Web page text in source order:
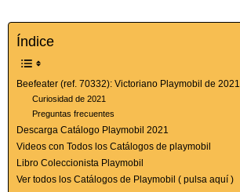
Índice
Beefeater (ref. 70332): Victoriano Playmobil de 2021
Curiosidad de 2021
Preguntas frecuentes
Descarga Catálogo Playmobil 2021
Videos con Todos los Catálogos de playmobil
Libro Coleccionista Playmobil
Ver todos los Catálogos de Playmobil ( pulsa aquí )